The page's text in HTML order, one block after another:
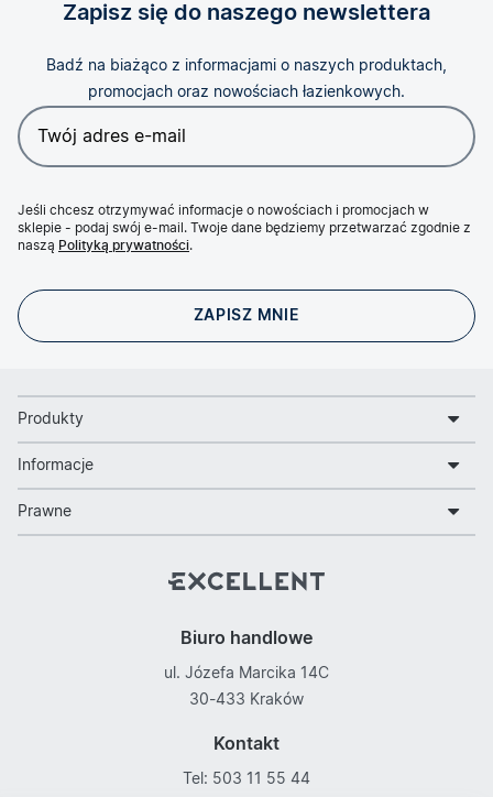
Zapisz się do naszego newslettera
Badź na biażąco z informacjami o naszych produktach,
promocjach oraz nowościach łazienkowych.
Jeśli chcesz otrzymywać informacje o nowościach i promocjach w
sklepie - podaj swój e-mail. Twoje dane będziemy przetwarzać zgodnie z
naszą Polityką prywatności.
Produkty
Informacje
Prawne
Biuro handlowe
ul. Józefa Marcika 14C
30-433 Kraków
Kontakt
Tel: 503 11 55 44